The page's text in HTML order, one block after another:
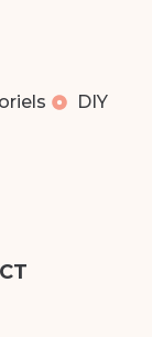
DIY